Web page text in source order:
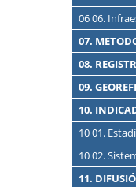
06 06.
07.
08.
09.
10.
10 01.
10 02.
11.